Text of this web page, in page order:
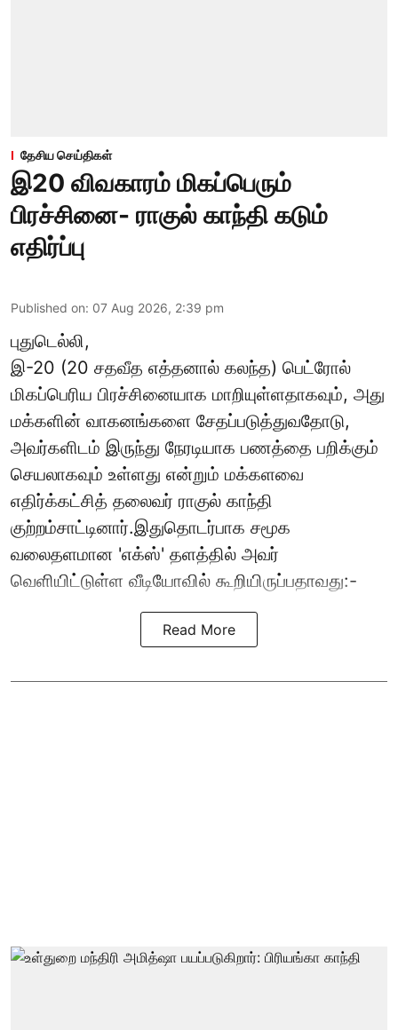
தேசிய செய்திகள்
இ20 விவகாரம் மிகப்பெரும்
பிரச்சினை- ராகுல் காந்தி கடும்
எதிர்ப்பு
Published on: 07 Aug 2026, 2:39 pm
புதுடெல்லி,
இ-20 (20 சதவீத எத்தனால் கலந்த) பெட்ரோல்
மிகப்பெரிய பிரச்சினையாக மாறியுள்ளதாகவும், அது
மக்களின் வாகனங்களை சேதப்படுத்துவதோடு,
அவர்களிடம் இருந்து நேரடியாக பணத்தை பறிக்கும்
செயலாகவும் உள்ளது என்றும் மக்களவை
எதிர்க்கட்சித் தலைவர் ராகுல் காந்தி
குற்றம்சாட்டினார்.இதுதொடர்பாக சமூக
வலைதளமான 'எக்ஸ்' தளத்தில் அவர்
வெளியிட்டுள்ள வீடியோவில் கூறியிருப்பதாவது:-
Read More